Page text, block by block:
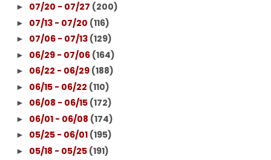
► 07/20 - 07/27 (200)
► 07/13 - 07/20 (116)
► 07/06 - 07/13 (129)
► 06/29 - 07/06 (164)
► 06/22 - 06/29 (188)
► 06/15 - 06/22 (110)
► 06/08 - 06/15 (172)
► 06/01 - 06/08 (174)
► 05/25 - 06/01 (195)
► 05/18 - 05/25 (191)